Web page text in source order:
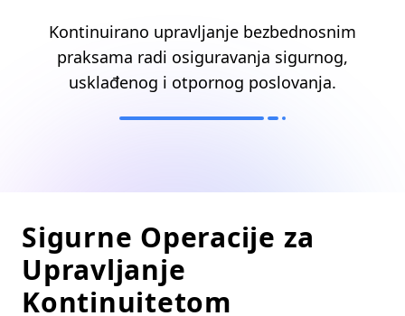
Kontinuirano upravljanje bezbednosnim
praksama radi osiguravanja sigurnog,
usklađenog i otpornog poslovanja.
Sigurne Operacije za
Upravljanje
Kontinuitetom